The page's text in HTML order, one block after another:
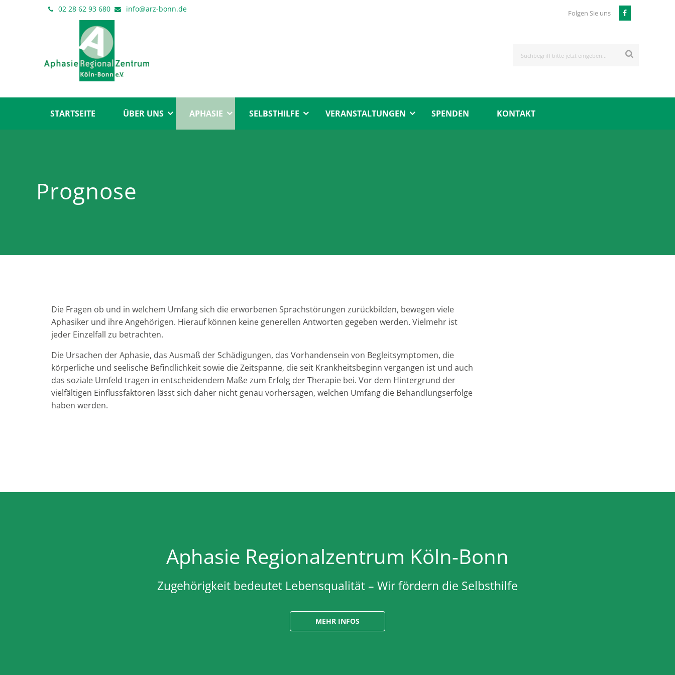
02 28 62 93 680 info@arz-bonn.de Folgen Sie uns
STARTSEITE ÜBER UNS APHASIE SELBSTHILFE VERANSTALTUNGEN SPENDEN KONTAKT
Prognose
Die Fragen ob und in welchem Umfang sich die erworbenen Sprachstörungen zurückbilden, bewegen viele
Aphasiker und ihre Angehörigen. Hierauf können keine generellen Antworten gegeben werden. Vielmehr ist
jeder Einzelfall zu betrachten.
Die Ursachen der Aphasie, das Ausmaß der Schädigungen, das Vorhandensein von Begleitsymptomen, die
körperliche und seelische Befindlichkeit sowie die Zeitspanne, die seit Krankheitsbeginn vergangen ist und auch
das soziale Umfeld tragen in entscheidendem Maße zum Erfolg der Therapie bei. Vor dem Hintergrund der
vielfältigen Einflussfaktoren lässt sich daher nicht genau vorhersagen, welchen Umfang die Behandlungserfolge
haben werden.
Aphasie Regionalzentrum Köln-Bonn
Zugehörigkeit bedeutet Lebensqualität – Wir fördern die Selbsthilfe
MEHR INFOS